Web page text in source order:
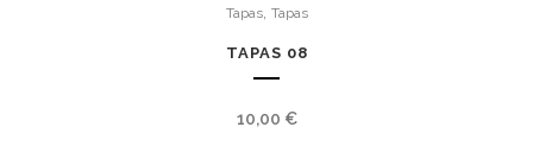
Tapas, Tapas
TAPAS 08
10,00 €